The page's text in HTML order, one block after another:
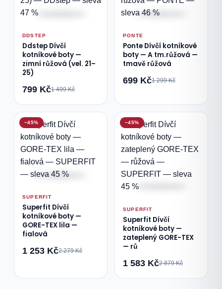
DDSTEP
Ddstep Dívčí
kotníkové boty —
zimní růžová (vel. 21–
25)
799 Kč1 499 Kč
PONTE
Ponte Dívčí kotníkové
boty — A tm.růžová —
tmavě růžová
699 Kč1 299 Kč
−45%
SUPERFIT
Superfit Dívčí
kotníkové boty —
GORE-TEX lila —
fialová
1 253 Kč2 279 Kč
−45%
SUPERFIT
Superfit Dívčí
kotníkové boty —
zateplený GORE-TEX
— rů
1 583 Kč2 879 Kč